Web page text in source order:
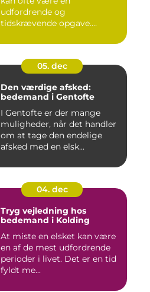
udfordrende og
tidskrævende opgave.
05. dec
Den værdige afsked:
bedemand i Gentofte
I Gentofte er der mange
muligheder, når det handler
om at tage den endelige
afsked med en elsk...
04. dec
Tryg vejledning hos
bedemand i Kolding
At miste en elsket kan være
en af de mest udfordrende
perioder i livet. Det er en tid
fyldt me...